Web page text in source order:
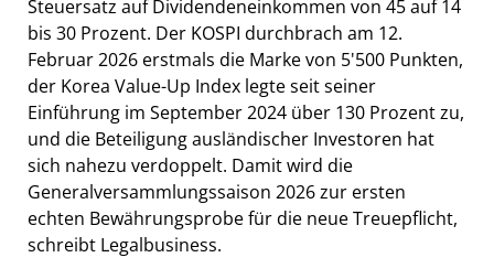
Steuersatz auf Dividendeneinkommen von 45 auf 14
bis 30 Prozent. Der KOSPI durchbrach am 12.
Februar 2026 erstmals die Marke von 5'500 Punkten,
der Korea Value-Up Index legte seit seiner
Einführung im September 2024 über 130 Prozent zu,
und die Beteiligung ausländischer Investoren hat
sich nahezu verdoppelt. Damit wird die
Generalversammlungssaison 2026 zur ersten
echten Bewährungsprobe für die neue Treuepflicht,
schreibt Legalbusiness.